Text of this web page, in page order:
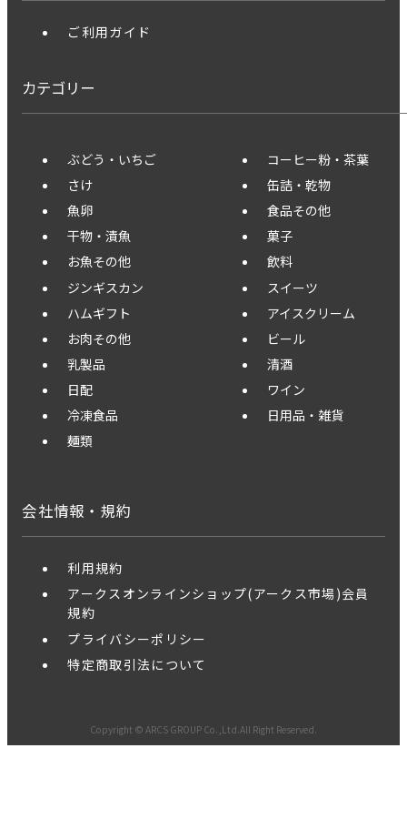
ご利用ガイド
カテゴリー
ぶどう・いちご
さけ
魚卵
干物・漬魚
お魚その他
ジンギスカン
ハムギフト
お肉その他
乳製品
日配
冷凍食品
麺類
コーヒー粉・茶葉
缶詰・乾物
食品その他
菓子
飲料
スイーツ
アイスクリーム
ビール
清酒
ワイン
日用品・雑貨
会社情報・規約
利用規約
アークスオンラインショップ(アークス市場)会員
規約
プライバシーポリシー
特定商取引法について
Copyright © ARCS GROUP Co.,Ltd.All Right Reserved.